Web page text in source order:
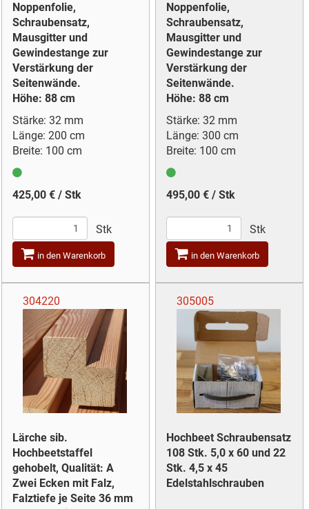
Noppenfolie,
Schraubensatz,
Mausgitter und
Gewindestange zur
Verstärkung der
Seitenwände.
Höhe: 88 cm
Stärke: 32 mm
Länge: 200 cm
Breite: 100 cm
425,00 € / Stk
Stk
in den Warenkorb
Noppenfolie,
Schraubensatz,
Mausgitter und
Gewindestange zur
Verstärkung der
Seitenwände.
Höhe: 88 cm
Stärke: 32 mm
Länge: 300 cm
Breite: 100 cm
495,00 € / Stk
Stk
in den Warenkorb
304220
Lärche sib.
Hochbeetstaffel
gehobelt, Qualität: A
Zwei Ecken mit Falz,
Falztiefe je Seite 36 mm
305005
Hochbeet Schraubensatz
108 Stk. 5,0 x 60 und 22
Stk. 4,5 x 45
Edelstahlschrauben